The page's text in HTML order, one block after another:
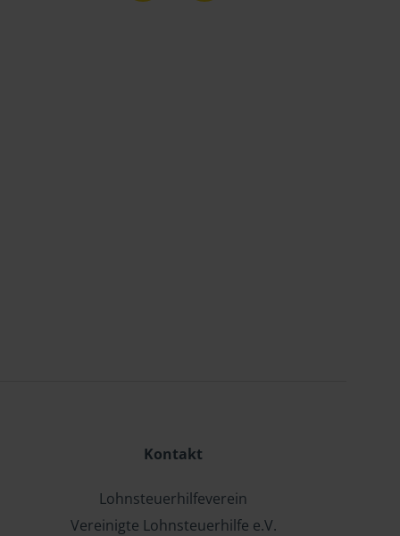
Kontakt
Lohnsteuerhilfeverein
Vereinigte Lohnsteuerhilfe e.V.